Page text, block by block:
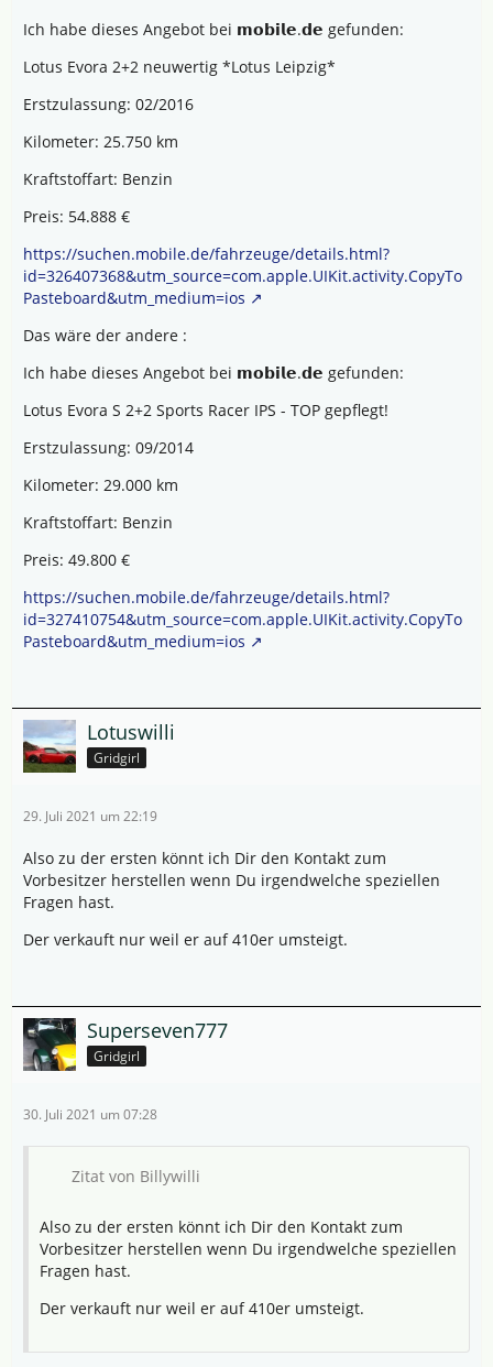
Ich habe dieses Angebot bei 𝗺𝗼𝗯𝗶𝗹𝗲.𝗱𝗲 gefunden:
Lotus Evora 2+2 neuwertig *Lotus Leipzig*
Erstzulassung: 02/2016
Kilometer: 25.750 km
Kraftstoffart: Benzin
Preis: 54.888 €
https://suchen.mobile.de/fahrzeuge/details.html?
id=326407368&utm_source=com.apple.UIKit.activity.CopyTo
Pasteboard&utm_medium=ios
Das wäre der andere :
Ich habe dieses Angebot bei 𝗺𝗼𝗯𝗶𝗹𝗲.𝗱𝗲 gefunden:
Lotus Evora S 2+2 Sports Racer IPS - TOP gepflegt!
Erstzulassung: 09/2014
Kilometer: 29.000 km
Kraftstoffart: Benzin
Preis: 49.800 €
https://suchen.mobile.de/fahrzeuge/details.html?
id=327410754&utm_source=com.apple.UIKit.activity.CopyTo
Pasteboard&utm_medium=ios
Lotuswilli
Gridgirl
29. Juli 2021 um 22:19
Also zu der ersten könnt ich Dir den Kontakt zum
Vorbesitzer herstellen wenn Du irgendwelche speziellen
Fragen hast.
Der verkauft nur weil er auf 410er umsteigt.
Superseven777
Gridgirl
30. Juli 2021 um 07:28
Zitat von Billywilli
Also zu der ersten könnt ich Dir den Kontakt zum
Vorbesitzer herstellen wenn Du irgendwelche speziellen
Fragen hast.
Der verkauft nur weil er auf 410er umsteigt.